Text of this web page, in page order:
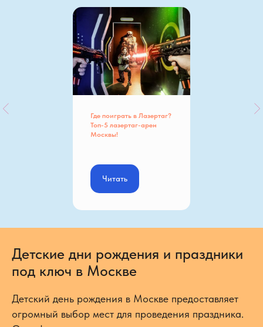
Где поиграть в Лазертаг?
Топ-5 лазертаг-арен
Москвы!
Читать
Детские дни рождения и праздники
под ключ в Москве
Детский день рождения в Москве предоставляет
огромный выбор мест для проведения праздника.